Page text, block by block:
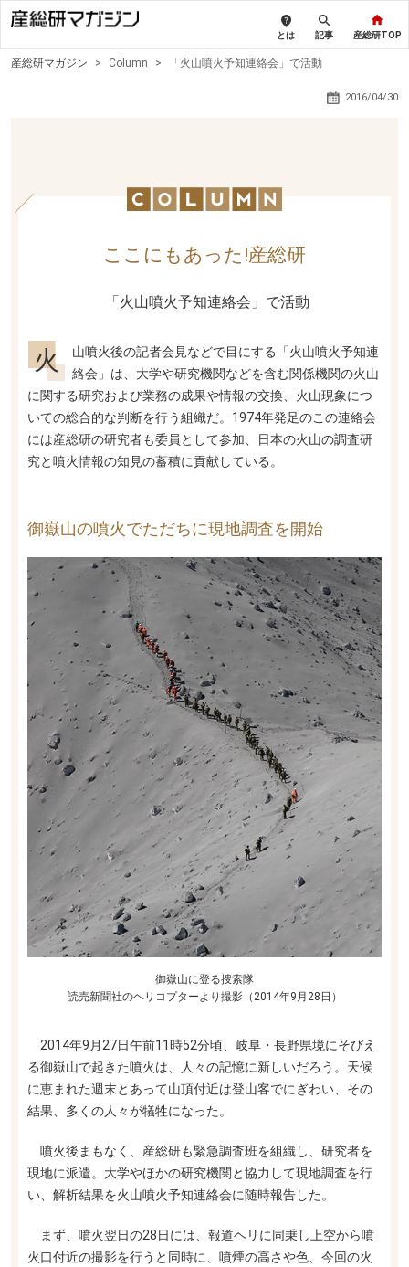
とは 記事 産総研TOP
産総研マガジン > Column > 「火山噴火予知連絡会」で活動
2016/04/30
ここにもあった!産総研
「火山噴火予知連絡会」で活動
火山噴火後の記者会見などで目にする「火山噴火予知連
絡会」は、大学や研究機関などを含む関係機関の火山
に関する研究および業務の成果や情報の交換、火山現象につ
いての総合的な判断を行う組織だ。1974年発足のこの連絡会
には産総研の研究者も委員として参加、日本の火山の調査研
究と噴火情報の知見の蓄積に貢献している。
御嶽山の噴火でただちに現地調査を開始
御嶽山に登る捜索隊
読売新聞社のヘリコプターより撮影（2014年9月28日）
2014年9月27日午前11時52分頃、岐阜・長野県境にそびえ
る御嶽山で起きた噴火は、人々の記憶に新しいだろう。天候
に恵まれた週末とあって山頂付近は登山客でにぎわい、その
結果、多くの人々が犠牲になった。
噴火後まもなく、産総研も緊急調査班を組織し、研究者を
現地に派遣。大学やほかの研究機関と協力して現地調査を行
い、解析結果を火山噴火予知連絡会に随時報告した。
まず、噴火翌日の28日には、報道ヘリに同乗し上空から噴
火口付近の撮影を行うと同時に、噴煙の高さや色、今回の火